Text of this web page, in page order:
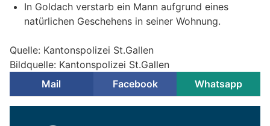
In Goldach verstarb ein Mann aufgrund eines
natürlichen Geschehens in seiner Wohnung.
Quelle: Kantonspolizei St.Gallen
Bildquelle: Kantonspolizei St.Gallen
Mail
Facebook Whatsapp